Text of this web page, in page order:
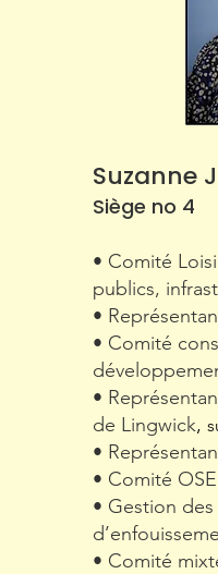
Suzanne
Siège no 4
• Comité
publics,
•
• Comité
•
de Lingwick,
•
• Comité
• Gestion
• Comité